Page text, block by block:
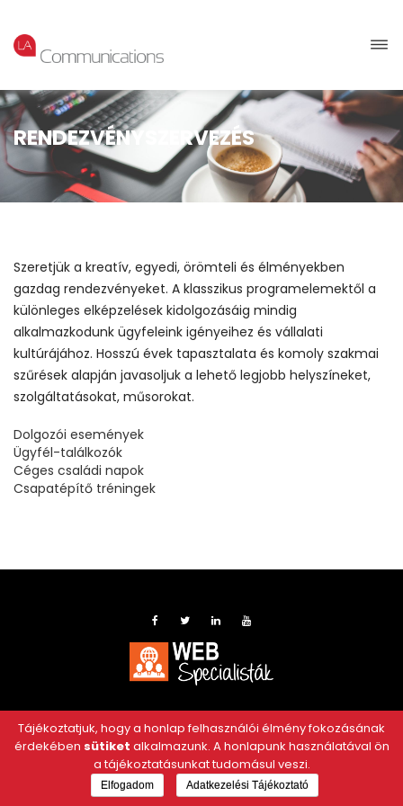
RENDEZVÉNYSZERVEZÉS
Szeretjük a kreatív, egyedi, örömteli és élményekben
gazdag rendezvényeket. A klasszikus programelemektől a
különleges elképzelések kidolgozásáig mindig
alkalmazkodunk ügyfeleink igényeihez és vállalati
kultúrájához. Hosszú évek tapasztalata és komoly szakmai
szűrések alapján javasoljuk a lehető legjobb helyszíneket,
szolgáltatásokat, műsorokat.
Dolgozói események
Ügyfél-találkozók
Céges családi napok
Csapatépítő tréningek
Tájékoztatjuk, hogy a honlap felhasználói élmény fokozásának
érdekében sütiket alkalmazunk. A honlapunk használatával ön
a tájékoztatásunkat tudomásul veszi.
Elfogadom Adatkezelési Tájékoztató